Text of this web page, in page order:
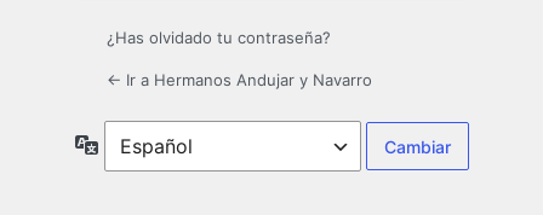
¿Has olvidado tu contraseña?
← Ir a Hermanos Andujar y Navarro
Idioma